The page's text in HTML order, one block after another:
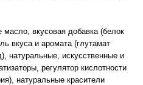
масло, вкусовая добавка (белок
вкуса и аромата (глутамат
натуральные, искусственные и
регулятор кислотности
натуральные красители